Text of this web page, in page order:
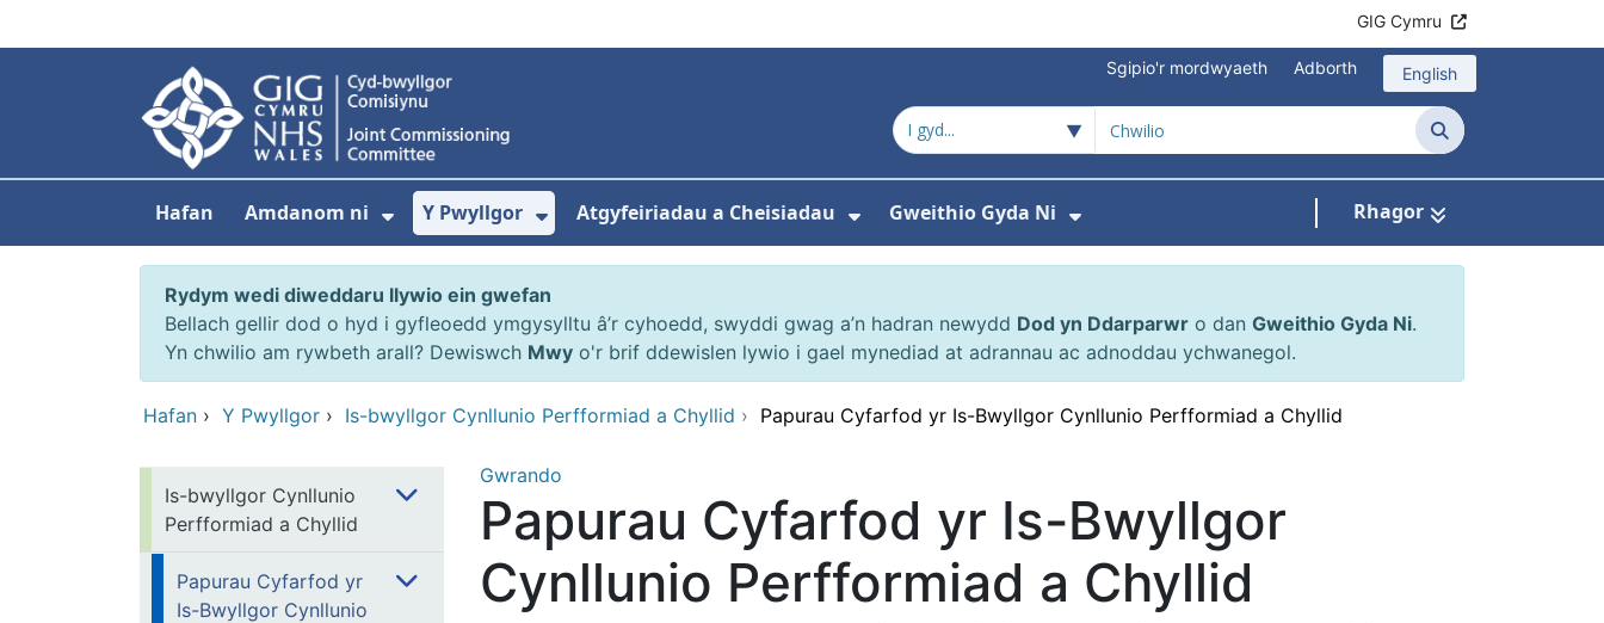
GIG Cymru
Sgipio'r mordwyaeth Adborth English
Chwilio
Hafan Amdanom ni
Dangos isddewislen ar gyfer Amdanom ni
Y Pwyllgor
Dangos isddewislen ar gyfer Y Pwyllgor
Atgyfeiriadau a Cheisiadau Gweithio Gyda Ni Rhagor
Rydym wedi diweddaru llywio ein gwefan
Bellach gellir dod o hyd i gyfleoedd ymgysylltu â’r cyhoedd, swyddi gwag a’n hadran newydd Dod yn Ddarparwr o dan Gweithio Gyda Ni.
Yn chwilio am rywbeth arall? Dewiswch Mwy o'r brif ddewislen lywio i gael mynediad at adrannau ac adnoddau ychwanegol.
Hafan › Y Pwyllgor › Is-bwyllgor Cynllunio Perfformiad a Chyllid › Papurau Cyfarfod yr Is-Bwyllgor Cynllunio Perfformiad a Chyllid
Is-bwyllgor Cynllunio
Perfformiad a Chyllid
Papurau Cyfarfod yr
Is-Bwyllgor Cynllunio
Gwrando
Papurau Cyfarfod yr Is-Bwyllgor
Cynllunio Perfformiad a Chyllid